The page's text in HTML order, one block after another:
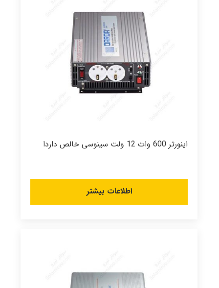
اینورتر 600 وات 12 ولت سینوسی خالص داردا
اطلاعات بیشتر